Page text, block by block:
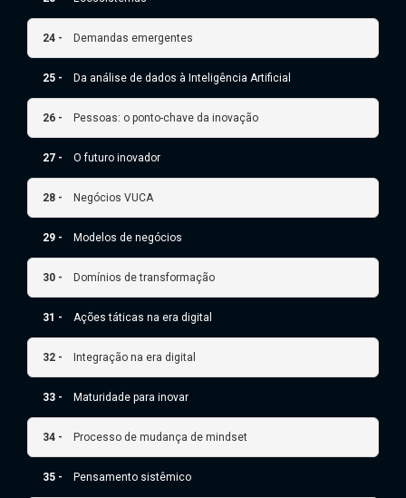
24 - Demandas emergentes
25 - Da análise de dados à Inteligência Artificial
26 - Pessoas: o ponto-chave da inovação
27 - O futuro inovador
28 - Negócios VUCA
29 - Modelos de negócios
30 - Domínios de transformação
31 - Ações táticas na era digital
32 - Integração na era digital
33 - Maturidade para inovar
34 - Processo de mudança de mindset
35 - Pensamento sistêmico